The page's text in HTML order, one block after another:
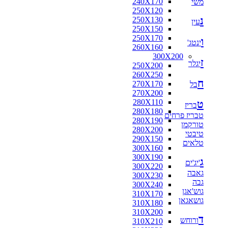
250X120
250X130
250X150
250X170
260X160
300X200
250X200
260X250
270X170
270X200
280X110
280X180
280X190
280X200
290X150
300X160
300X190
300X220
300X230
300X240
310X170
310X180
310X200
310X210
משי
נעין
וינטג'
זיגלר
חבל
טבריז
טבריז פרחים
טורקמן
טיבטי
טלאים
ג'יג'ים
גאבה
גבה
גוש'אגן
גושאגאן
דורוחש
160X160
170X120
170X125
170X160
180X110
180X115
180X120
180X130
180X140
180X160
180X180
190X130
200X100
200X130
200X140
200X150
200X80
210X130
210X140
210X240
216X250
220X100
220X110
220X120
220X130